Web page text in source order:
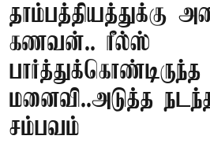
தாம்பத்தியத்துக்கு
கணவன்.. ரீல்ஸ்
பார்த்துக்கொண்டிருந்த
மனைவி..அடுத்த நடந்த
சம்பவம்